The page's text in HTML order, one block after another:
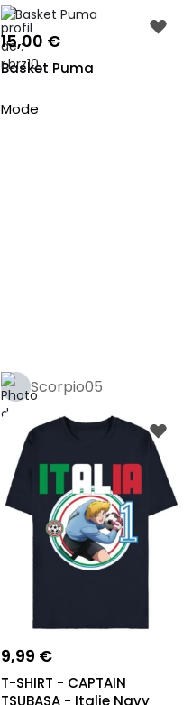
15,00 €
Basket Puma
Mode
Scorpio05
9,99 €
T-SHIRT - CAPTAIN
TSUBASA - Italie Navy